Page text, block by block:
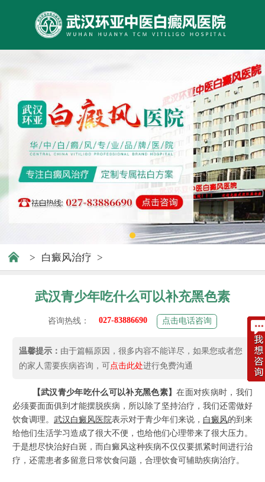
> 白癜风治疗 >
武汉青少年吃什么可以补充黑色素
咨询热线： 027-83886690 点击电话咨询
温馨提示： 由于篇幅原因，很多内容不能详尽，如果您或者您
的家人需要疾病咨询，可点击此处进行免费沟通
【武汉青少年吃什么可以补充黑色素】在面对疾病时，我们
必须要面面俱到才能摆脱疾病，所以除了坚持治疗，我们还需做好
饮食调理。 武汉 白癜风 医院表示对于青少年们来说， 白癜风的到来
给他们生活学习造成了很大不便，也给他们心理带来了很大压力。
于是想尽快治好白斑，而白癜风这种疾病不仅仅要抓紧时间进行治
疗，还需患者多留意日常饮食问题，合理饮食可辅助疾病治疗。